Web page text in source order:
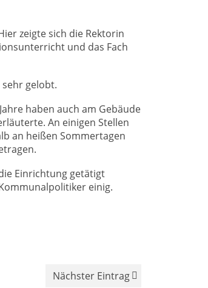
zeigte sich die Rektorin
und das Fach
gelobt.
haben auch am Gebäude
An einigen Stellen
an heißen Sommertagen
Einrichtung getätigt
einig.
Nächster Eintrag